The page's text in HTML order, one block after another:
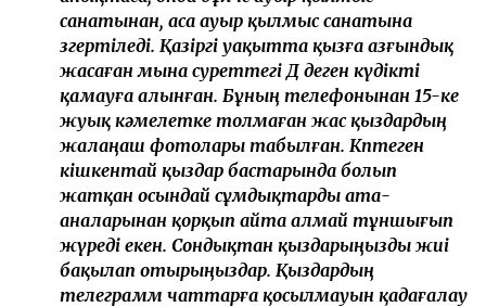
санатынан, аса ауыр қылмыс санатына
өзгертіледі. Қазіргі уақытта қызға азғындық
жасаған мына суреттегі Д деген күдікті
қамауға алынған. Бұның телефонынан 15-ке
жуық кәмелетке толмаған жас қыздардың
жалаңаш фотолары табылған. Көптеген
кішкентай қыздар бастарында болып
жатқан осындай сұмдықтарды ата-
аналарынан қорқып айта алмай тұншығып
жүреді екен. Сондықтан қыздарыңызды жиі
бақылап отырыңыздар. Қыздардың
телеграмм чаттарға қосылмауын қадағалау